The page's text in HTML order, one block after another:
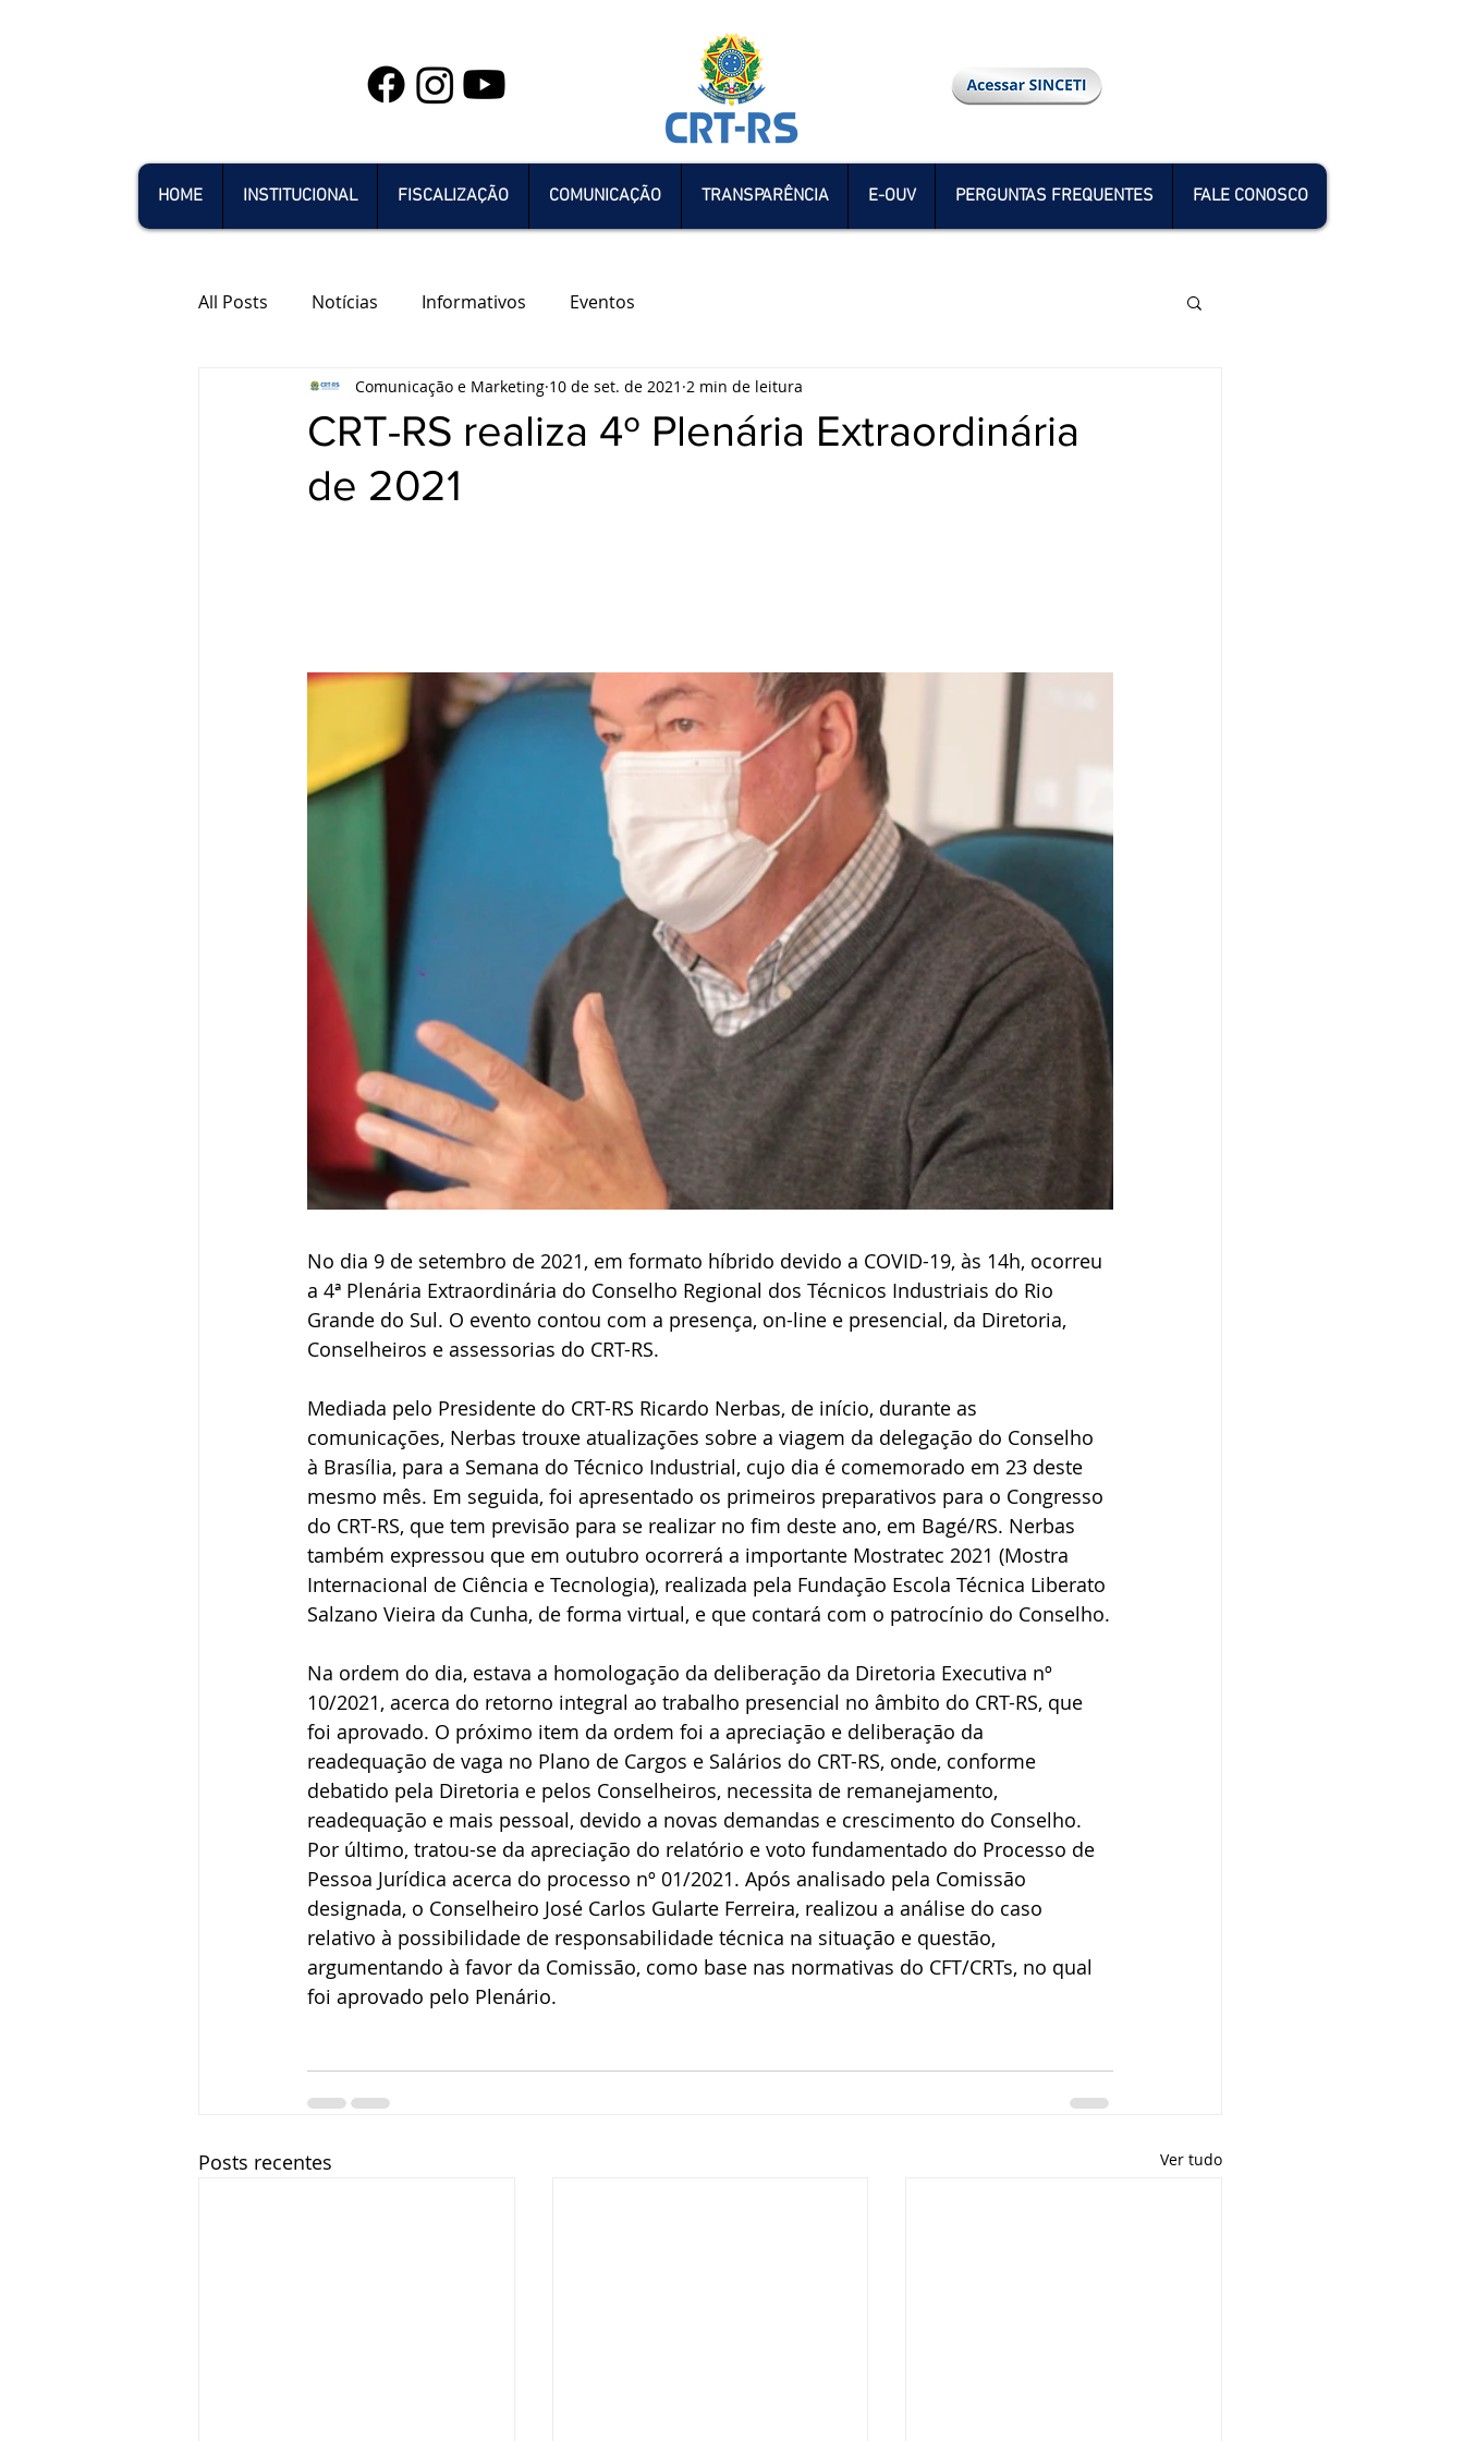
HOME INSTITUCIONAL FISCALIZAÇÃO COMUNICAÇÃO TRANSPARÊNCIA E-OUV PERGUNTAS FREQUENTES FALE CONOSCO
All Posts Notícias Informativos Eventos
CRT-RS realiza 4º Plenária Extraordinária
de 2021
Comunicação e Marketing 10 de set. de 2021 2 min de leitura
No dia 9 de setembro de 2021, em formato híbrido devido a COVID-19, às 14h, ocorreu
a 4ª Plenária Extraordinária do Conselho Regional dos Técnicos Industriais do Rio
Grande do Sul. O evento contou com a presença, on-line e presencial, da Diretoria,
Conselheiros e assessorias do CRT-RS.
Mediada pelo Presidente do CRT-RS Ricardo Nerbas, de início, durante as
comunicações, Nerbas trouxe atualizações sobre a viagem da delegação do Conselho
à Brasília, para a Semana do Técnico Industrial, cujo dia é comemorado em 23 deste
mesmo mês. Em seguida, foi apresentado os primeiros preparativos para o Congresso
do CRT-RS, que tem previsão para se realizar no fim deste ano, em Bagé/RS. Nerbas
também expressou que em outubro ocorrerá a importante Mostratec 2021 (Mostra
Internacional de Ciência e Tecnologia), realizada pela Fundação Escola Técnica Liberato
Salzano Vieira da Cunha, de forma virtual, e que contará com o patrocínio do Conselho.
Na ordem do dia, estava a homologação da deliberação da Diretoria Executiva nº
10/2021, acerca do retorno integral ao trabalho presencial no âmbito do CRT-RS, que
foi aprovado. O próximo item da ordem foi a apreciação e deliberação da
readequação de vaga no Plano de Cargos e Salários do CRT-RS, onde, conforme
debatido pela Diretoria e pelos Conselheiros, necessita de remanejamento,
readequação e mais pessoal, devido a novas demandas e crescimento do Conselho.
Por último, tratou-se da apreciação do relatório e voto fundamentado do Processo de
Pessoa Jurídica acerca do processo nº 01/2021. Após analisado pela Comissão
designada, o Conselheiro José Carlos Gularte Ferreira, realizou a análise do caso
relativo à possibilidade de responsabilidade técnica na situação e questão,
argumentando à favor da Comissão, como base nas normativas do CFT/CRTs, no qual
foi aprovado pelo Plenário.
Posts recentes Ver tudo